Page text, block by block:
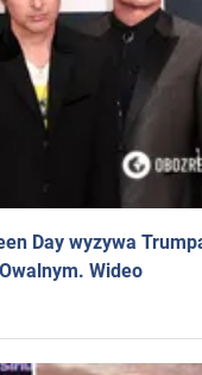
Day wyzywa
Wideo